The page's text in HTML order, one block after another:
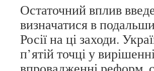
Остаточний вплив
визначатися в
Росії на ці заходи.
п’ятій точці у